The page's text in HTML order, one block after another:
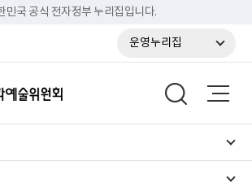
민국 공식 전자정부 누리집입니다.
운영누리집